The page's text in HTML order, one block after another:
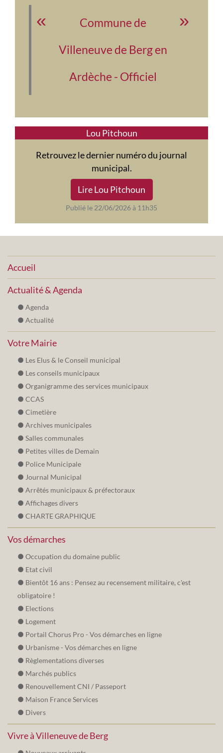
Commune de
Villeneuve de Berg en
Ardèche - Officiel
Lou Pitchoun
Retrouvez le dernier numéro du journal
municipal.
Lire Lou Pitchoun
Publié le 22/06/2026 à 11h35
Accueil
Actualité & Agenda
Agenda
Actualité
Votre Mairie
Les Elus & le Conseil municipal
Les conseils municipaux
Organigramme des services municipaux
CCAS
Cimetière
Archives municipales
Salles communales
Petites villes de Demain
Police Municipale
Journal Municipal
Arrêtés municipaux & préfectoraux
Affichages divers
CHARTE GRAPHIQUE
Vos démarches
Occupation du domaine public
Etat civil
Bientôt 16 ans : Pensez au recensement militaire, c'est
obligatoire !
Elections
Logement
Portail Chorus Pro - Vos démarches en ligne
Urbanisme - Vos démarches en ligne
Règlementations diverses
Marchés publics
Renouvellement CNI / Passeport
Maison France Services
Divers
Vivre à Villeneuve de Berg